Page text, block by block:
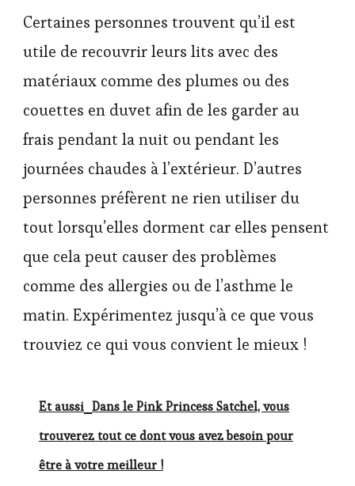
Certaines personnes trouvent qu’il est
utile de recouvrir leurs lits avec des
matériaux comme des plumes ou des
couettes en duvet afin de les garder au
frais pendant la nuit ou pendant les
journées chaudes à l’extérieur. D’autres
personnes préfèrent ne rien utiliser du
tout lorsqu’elles dorment car elles pensent
que cela peut causer des problèmes
comme des allergies ou de l’asthme le
matin. Expérimentez jusqu’à ce que vous
trouviez ce qui vous convient le mieux !
Et aussi Dans le Pink Princess Satchel, vous
trouverez tout ce dont vous avez besoin pour
être à votre meilleur !